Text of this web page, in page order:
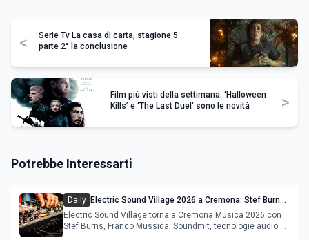
<
Serie Tv La casa di carta, stagione 5
parte 2° la conclusione
Film più visti della settimana: ‘Halloween
Kills’ e ‘The Last Duel' sono le novità
>
Potrebbe Interessarti
Daily Electric Sound Village 2026 a Cremona: Stef Burns,
Soundmit e Young Band Contest, il programma
Electric Sound Village torna a Cremona Musica 2026 con
Stef Burns, Franco Mussida, Soundmit, tecnologie audio e